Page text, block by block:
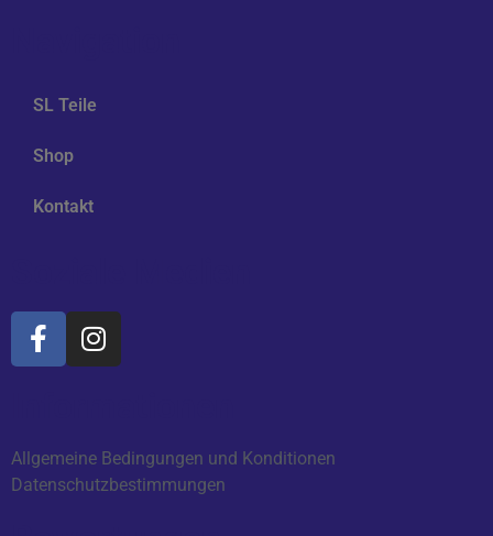
SL Teile
Shop
Kontakt
Allgemeine Bedingungen und Konditionen
Datenschutzbestimmungen